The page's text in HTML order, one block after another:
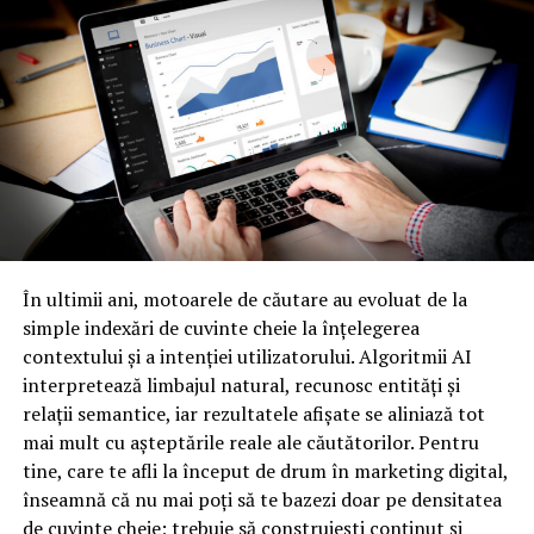
livingului
Livingul este adesea centrul casei și locul unde petreci
cele mai multe momente relaxante. De ce să nu alegi o
canapea confortabilă, cu perne decorative și un covor
moale pentru a crea un spațiu primitor? Plantele de
interior sunt, de asemenea, o adăugire minunată pentru
a aduce un strop de natură în casă.
Transformă bucătăria într-un
spațiu funcțional
Bucătăria nu trebuie doar să fie frumoasă, ci și
funcțională. Alege mobilier cu spații de depozitare
încorporate și asigură-te că ai suficiente priză pentru
toate aparatele electrice. Dacă spațiul îți permite, un
insul de bucătărie poate adăuga și mai multă
În ultimii ani, motoarele de căutare au evoluat de la
simple indexări de cuvinte cheie la înțelegerea
contextului și a intenției utilizatorului. Algoritmii AI
interpretează limbajul natural, recunosc entități și
relații semantice, iar rezultatele afișate se aliniază tot
mai mult cu așteptările reale ale căutătorilor. Pentru
tine, care te afli la început de drum în marketing digital,
înseamnă că nu mai poți să te bazezi doar pe densitatea
de cuvinte cheie; trebuie să construiești conținut și